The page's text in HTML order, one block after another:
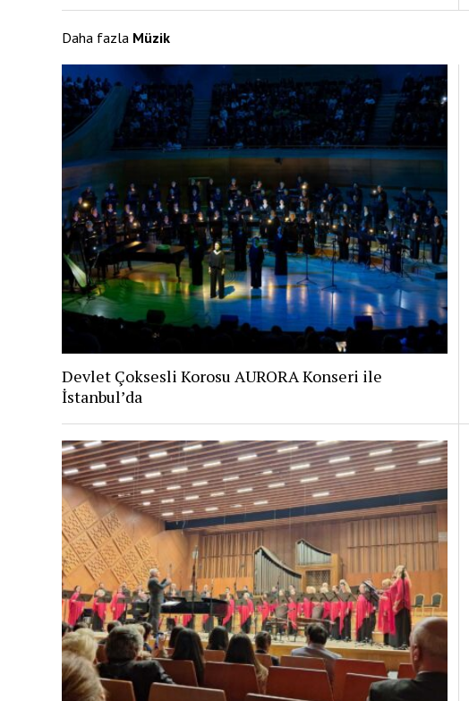
Daha fazla Müzik
Devlet Çoksesli Korosu AURORA Konseri ile
İstanbul’da